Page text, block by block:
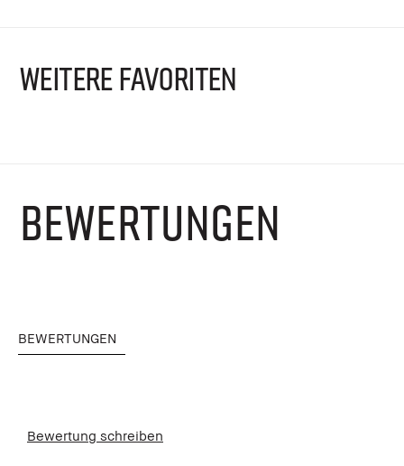
WEITERE FAVORITEN
BEWERTUNGEN
BEWERTUNGEN
Bewertung schreiben